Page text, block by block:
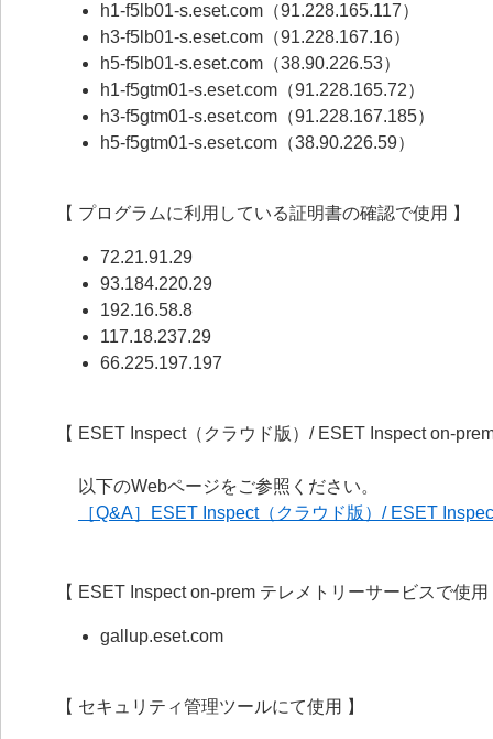
h1-f5lb01-s.eset.com（91.228.165.117）
h3-f5lb01-s.eset.com（91.228.167.16）
h5-f5lb01-s.eset.com（38.90.226.53）
h1-f5gtm01-s.eset.com（91.228.165.72）
h3-f5gtm01-s.eset.com（91.228.167.185）
h5-f5gtm01-s.eset.com（38.90.226.59）
【 プログラムに利用している証明書の確認で使用 】
72.21.91.29
93.184.220.29
192.16.58.8
117.18.237.29
66.225.197.197
【 ESET Inspect（クラウド版）/ ESET Inspect on-
以下のWebページをご参照ください。
［Q&A］ESET Inspect（クラウド版）/ ESET
【 ESET Inspect on-prem テレメトリーサービスで使用
gallup.eset.com
【 セキュリティ管理ツールにて使用 】